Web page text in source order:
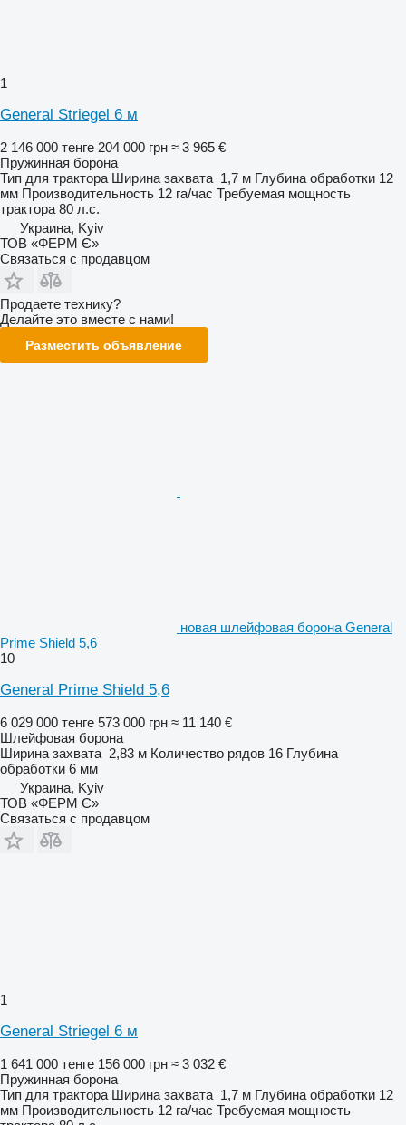
1
General Striegel 6 м
2 146 000 тенге 204 000 грн ≈ 3 965 €
Пружинная борона
Тип для трактора Ширина захвата 1,7 м Глубина обработки 12
мм Производительность 12 га/час Требуемая мощность
трактора 80 л.с.
Украина, Kyiv
ТОВ «ФЕРМ Є»
Связаться с продавцом
Продаете технику?
Делайте это вместе с нами!
Разместить объявление
новая шлейфовая борона General
Prime Shield 5,6
10
General Prime Shield 5,6
6 029 000 тенге 573 000 грн ≈ 11 140 €
Шлейфовая борона
Ширина захвата 2,83 м Количество рядов 16 Глубина
обработки 6 мм
Украина, Kyiv
ТОВ «ФЕРМ Є»
Связаться с продавцом
1
General Striegel 6 м
1 641 000 тенге 156 000 грн ≈ 3 032 €
Пружинная борона
Тип для трактора Ширина захвата 1,7 м Глубина обработки 12
мм Производительность 12 га/час Требуемая мощность